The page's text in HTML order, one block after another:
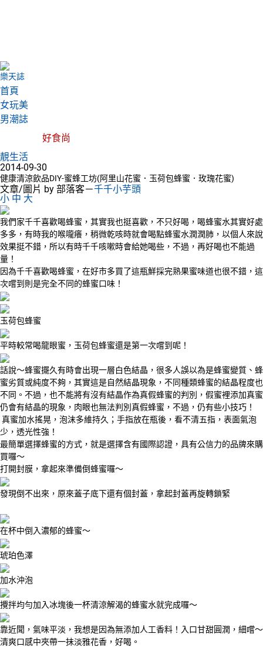
樂天誌
首頁
女玩美
男潮誌
好食尚
靚生活
2014-09-30
健康清涼飲品DIY-蜜蜂工坊(阿里山花蜜．玉荷包蜂蜜．玫瑰花蜜)
文章/圖片 by 部落客－千千小芋頭
小 中 大
我們家千千喜歡喝蜂蜜，其實我也挺喜歡，不只好喝，喝蜂蜜水其實好處
多多，有時我的喉嚨癢，稍微乾咳時就會喝點蜂蜜水潤潤肺，以個人來說
效果挺不錯，所以有時千千咳嗽時會給她喝些，不過，再好喝也不能過
量！
因為千千喜歡喝蜂蜜，在好市多買了這瓶鮮採完熟果蜜味道也很不錯，這
次嚐到則是完全不同的蜂蜜口味！
玉荷包蜂蜜
平時較常喝龍眼蜜，玉荷包蜂蜜還是第一次嚐到呢！
話說～蜂蜜擺久有時會出現一層白色結晶，很多人誤以為是蜂蜜變質、蜂
蜜劣質或純度不夠，其實這是自然結晶現象，不同種類蜂蜜的結晶程度也
不同。不過，也不能將有沒有結晶作為真假蜂蜜的判別，假蜜裡添加真蜜
仍會有結晶的現象，肉眼也無法判別真假蜂蜜，不過，仍有些小技巧！
真蜜加水搖晃，泡沫多維持久；手指放在瓶後，看不清五指，表面氣泡
少，透光性強！
最簡單選擇蜂蜜的方式，就是選擇含有國際認證，具有公信力的品牌來購
買囉～
打開封膜，拿起來準備倒蜂蜜囉～
發現倒不出來，原來蓋子底下還有個封蓋，拿起封蓋再旋轉鎖緊
在杯中倒入濃郁的蜂蜜～
琥珀色澤
加水沖泡
攪拌均勻加入冰塊後一杯清涼解渴的蜂蜜水就完成囉～
靠近聞，氣味平淡，我想是因為無添加人工香料！入口甘甜圓潤，細嚐～
清爽口感中夾帶一抺淡雅花香，好喝。